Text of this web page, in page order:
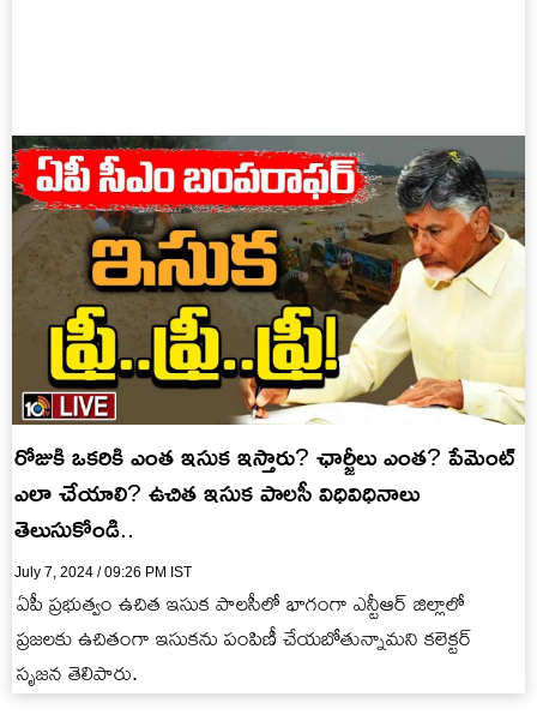
రోజుకి ఒకరికి ఎంత ఇసుక ఇస్తారు? ఛార్జీలు ఎంత? పేమెంట్
ఎలా చేయాలి? ఉచిత ఇసుక పాలసీ విధివిధినాలు
తెలుసుకోండి..
July 7, 2024 / 09:26 PM IST
ఏపీ ప్రభుత్వం ఉచిత ఇసుక పాలసీలో భాగంగా ఎన్టీఆర్ జిల్లాలో
ప్రజలకు ఉచితంగా ఇసుకను పంపిణీ చేయబోతున్నామని కలెక్టర్
సృజన తెలిపారు.